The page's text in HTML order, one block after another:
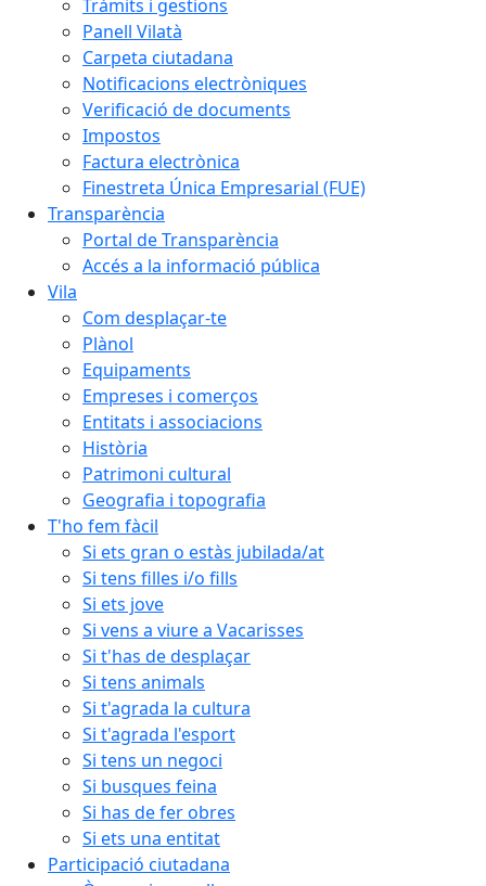
Tràmits i gestions
Panell Vilatà
Carpeta ciutadana
Notificacions electròniques
Verificació de documents
Impostos
Factura electrònica
Finestreta Única Empresarial (FUE)
Transparència
Portal de Transparència
Accés a la informació pública
Vila
Com desplaçar-te
Plànol
Equipaments
Empreses i comerços
Entitats i associacions
Història
Patrimoni cultural
Geografia i topografia
T'ho fem fàcil
Si ets gran o estàs jubilada/at
Si tens filles i/o fills
Si ets jove
Si vens a viure a Vacarisses
Si t'has de desplaçar
Si tens animals
Si t'agrada la cultura
Si t'agrada l'esport
Si tens un negoci
Si busques feina
Si has de fer obres
Si ets una entitat
Participació ciutadana